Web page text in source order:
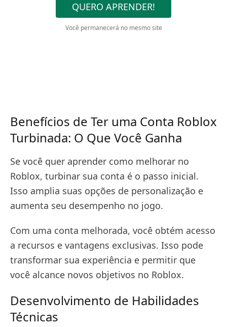
QUERO APRENDER!
Você permanecerá no mesmo site
Benefícios de Ter uma Conta Roblox
Turbinada: O Que Você Ganha
Se você quer aprender como melhorar no
Roblox, turbinar sua conta é o passo inicial.
Isso amplia suas opções de personalização e
aumenta seu desempenho no jogo.
Com uma conta melhorada, você obtém acesso
a recursos e vantagens exclusivas. Isso pode
transformar sua experiência e permitir que
você alcance novos objetivos no Roblox.
Desenvolvimento de Habilidades
Técnicas